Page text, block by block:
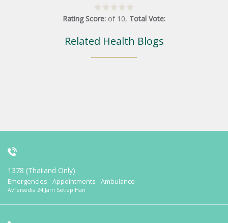
Rating Score: of 10, Total Vote:
Related Health Blogs
1378 (Thailand Only)
Emergencies - Appointments - Ambulance
AvTersedia 24 Jam Setiap Hari